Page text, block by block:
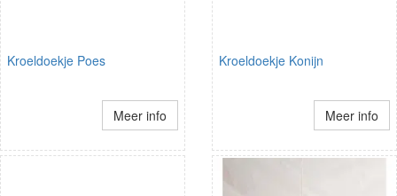
Kroeldoekje Poes
Meer info
Kroeldoekje Konijn
Meer info